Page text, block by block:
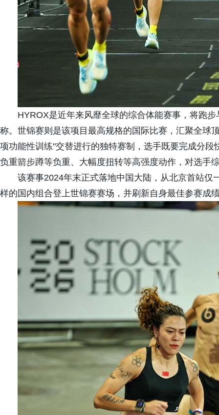
HYROX是近年来风靡全球的综合体能赛事，将跑
称。世锦赛则是该项目最高规格的国际比赛，汇聚全球
项功能性训练"交替进行的独特赛制，选手既要完成分
负重箭步蹲等负重、大幅度扭转等高强度动作，对选手
该赛事2024年末正式落地中国大陆，从北京首站
样的国内组合登上世锦赛赛场，并刷新自身最佳参赛成